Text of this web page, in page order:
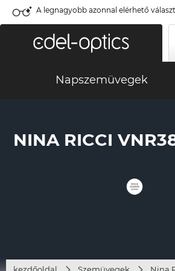
A legnagyobb azonnal elérhető
Napszemüvegek
NINA RICCI